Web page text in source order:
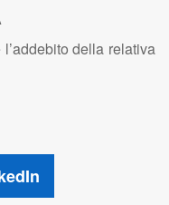
della relativa